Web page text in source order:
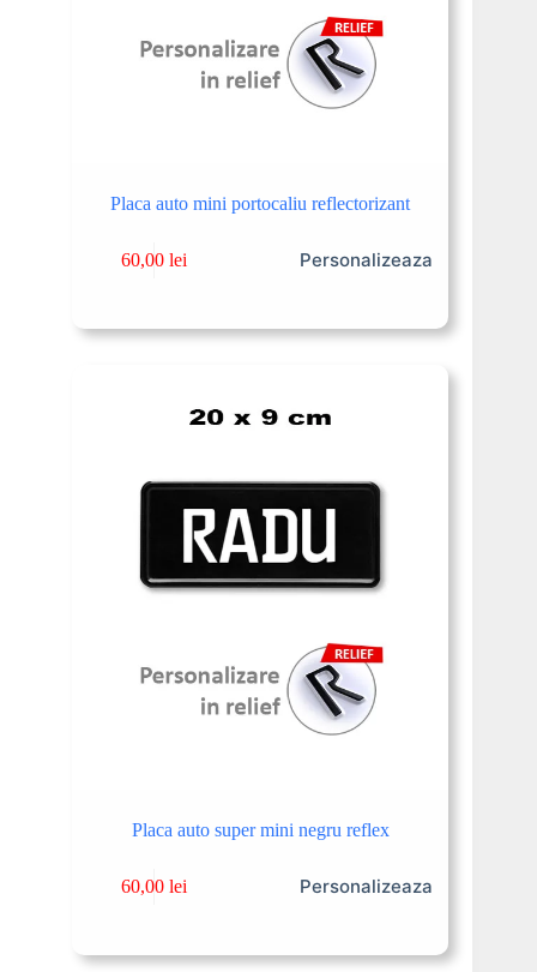
Placa auto mini portocaliu reflectorizant
60,00lei Personalizeaza
Placa auto super mini negru reflex
60,00lei Personalizeaza